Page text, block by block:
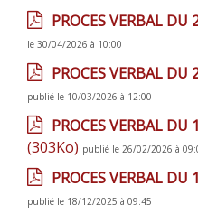
PROCES VERBAL DU
le 30/04/2026 à 10:00
PROCES VERBAL DU
publié le 10/03/2026 à 12:00
PROCES VERBAL DU
(303Ko) publié le 26/02/2026 à
PROCES VERBAL DU
publié le 18/12/2025 à 09:45